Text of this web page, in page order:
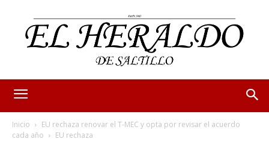
Inicio
EU rechaza renovar el T-MEC y opta por revisar el acuerdo
cada año
EU rechaza